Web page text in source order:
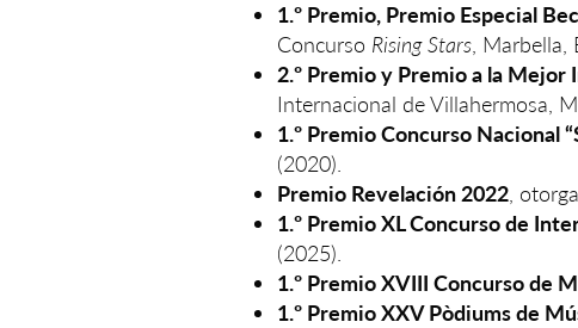
1.º Premio, Premio Especial
Concurso Rising Stars , Marbella,
2.º Premio y Premio a la
Internacional de Villahermosa,
1.º Premio Concurso Nacional
(2020).
Premio Revelación 2022 ,
1.º Premio XL Concurso de
(2025).
1.º Premio XVIII Concurso de
1.º Premio XXV Pòdiums de